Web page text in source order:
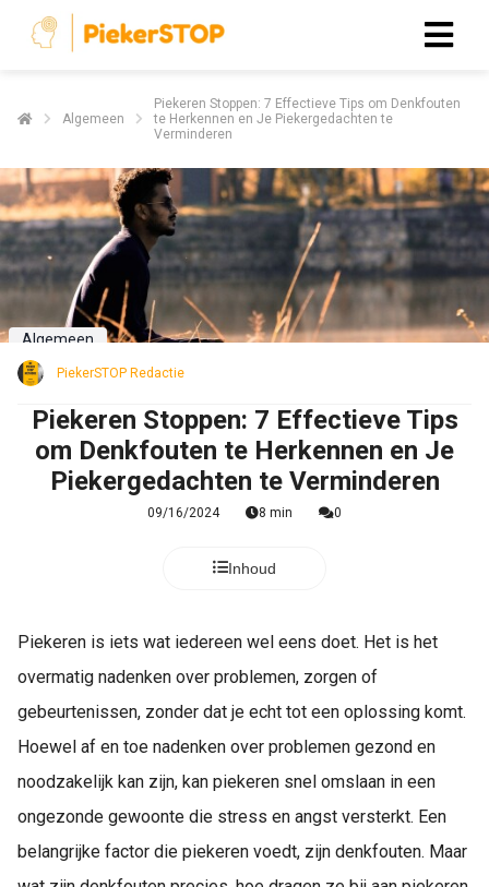
Algemeen
Piekeren Stoppen: 7 Effectieve Tips om Denkfouten
te Herkennen en Je Piekergedachten te
Verminderen
Algemeen
PiekerSTOP Redactie
Piekeren Stoppen: 7 Effectieve Tips
om Denkfouten te Herkennen en Je
Piekergedachten te Verminderen
09/16/2024 8 min 0
Inhoud
Piekeren is iets wat iedereen wel eens doet. Het is het
overmatig nadenken over problemen, zorgen of
gebeurtenissen, zonder dat je echt tot een oplossing komt.
Hoewel af en toe nadenken over problemen gezond en
noodzakelijk kan zijn, kan piekeren snel omslaan in een
ongezonde gewoonte die stress en angst versterkt. Een
belangrijke factor die piekeren voedt, zijn denkfouten. Maar